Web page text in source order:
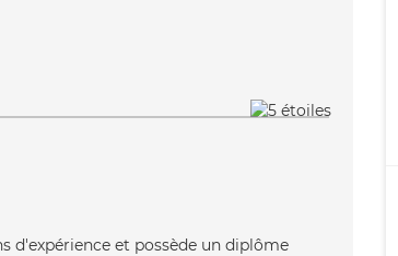
d'expérience et possède un diplôme